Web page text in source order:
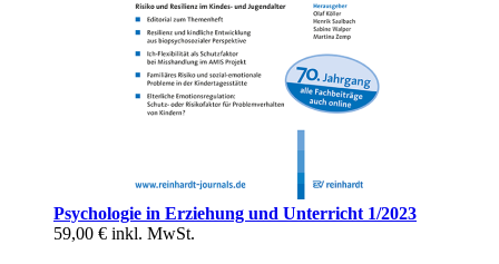
Psychologie in Erziehung und Unterricht 1/2023
59,00 € inkl. MwSt.